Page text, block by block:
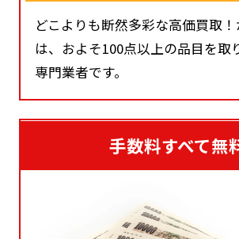
どこよりも断然多彩な高価買取
は、およそ100点以上の品目を取
専門業者です。
手数料すべて無